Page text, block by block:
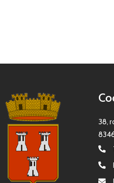
38,